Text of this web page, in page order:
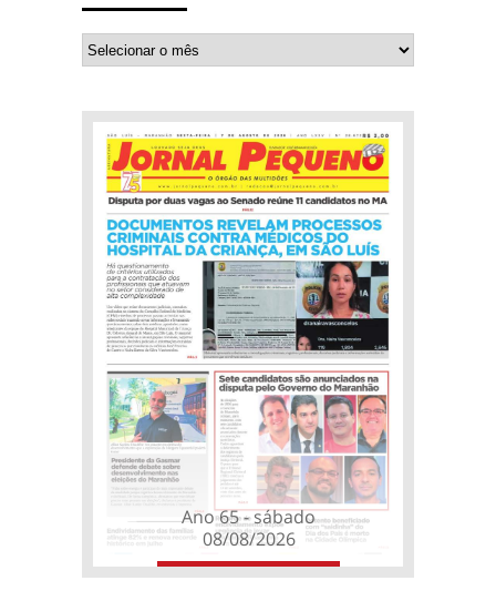
Ano 65 - sábado
08/08/2026